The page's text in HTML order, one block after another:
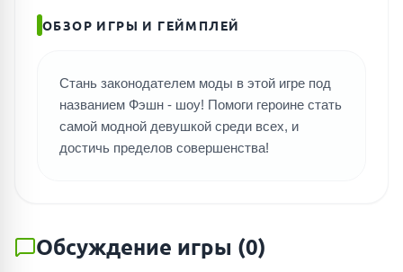
ОБЗОР ИГРЫ И ГЕЙМПЛЕЙ
Стань законодателем моды в этой игре под
названием Фэшн - шоу! Помоги героине стать
самой модной девушкой среди всех, и
достичь пределов совершенства!
Обсуждение игры (0)